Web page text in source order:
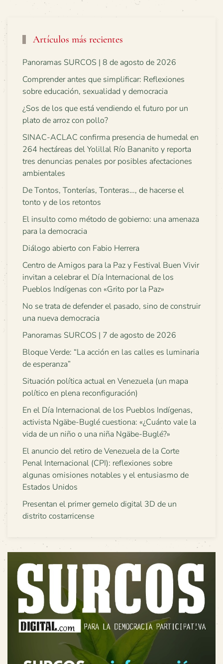
Artículos más recientes
Panoramas SURCOS | 8 de agosto de 2026
Comprender antes que simplificar: Reflexiones
sobre educación, sexualidad y democracia
¿Sos de los que está vendiendo el futuro por un
plato de arroz con pollo?
SINAC-ACLAC confirma presencia de humedal en
264 hectáreas del Yolillal Río Bananito y reporta
tres denuncias penales por posibles afectaciones
ambientales
De Tontos, Tonterías, Tonteras…, de hacerse el
tonto y de los retontos
El insulto como método de gobierno: una amenaza
para la democracia
Diálogo abierto con Fabio Herrera
Centro de Amigos para la Paz y Festival Buen Vivir
invitan a celebrar el Día Internacional de los
Pueblos Indígenas con «Grito por la Paz»
No se trata de defender el pasado, sino de construir
una nueva democracia
Panoramas SURCOS | 7 de agosto de 2026
Bloque Verde: “La acción en las calles es luminaria
de esperanza”
Situación política actual en Venezuela (un mapa
político en plena reconfiguración)
En el Día Internacional de los Pueblos Indígenas,
activista Ngäbe-Buglé cuestiona: «¿Cuánto vale la
vida de un niño o una niña Ngäbe-Buglé?»
El anuncio del retiro de Venezuela de la Corte
Penal Internacional (CPI): reflexiones sobre
algunas omisiones notables y el entusiasmo de
Estados Unidos
Presentan el primer gemelo digital 3D de un
distrito costarricense